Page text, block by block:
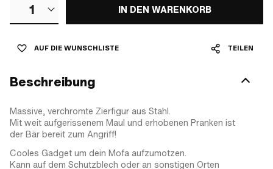
1 IN DEN WARENKORB
AUF DIE WUNSCHLISTE TEILEN
Beschreibung
Massive, verchromte Zierfigur aus Stahl.
Mit weit aufgerissenem Maul und erhobenen Pranken ist
der Bär bereit zum Angriff!
Cooles Gadget um dein Mofa aufzumotzen.
Kann auf dem Schutzblech oder an sonstigen Orten